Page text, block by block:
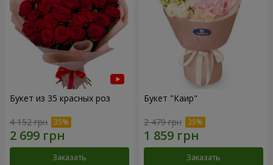
Букет из 35 красных роз
4 152 грн
Заказать
Букет "Каир"
2 479 грн
Заказать